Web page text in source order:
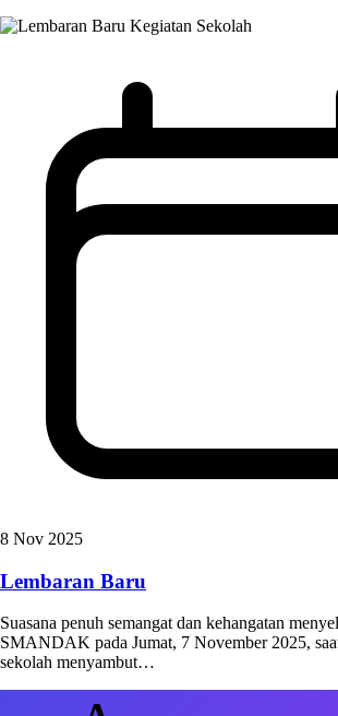
Kegiatan Sekolah
8 Nov 2025
Lembaran Baru
Suasana penuh semangat dan kehangatan
SMANDAK pada Jumat, 7 November 2025,
sekolah menyambut…